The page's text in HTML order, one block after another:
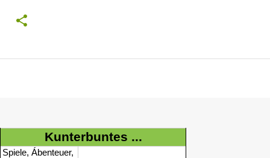
Kunterbuntes ...
Spiele, Ábenteuer,